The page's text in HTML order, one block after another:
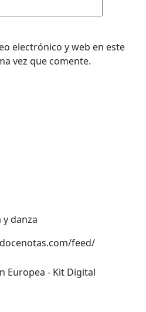
electrónico y web en este
vez que comente.
y danza
feed/